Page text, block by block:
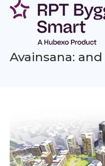
Siirry
sisältöön
Avainsana: and